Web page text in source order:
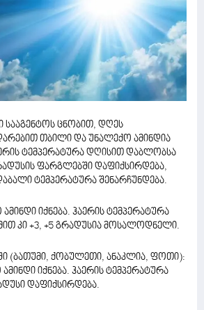
ცნობით, დღეს
თბილი და უნალექო ამინდია
ტემპერატურა დღისით დაბლობსა
ფარგლებში დაფიქსირდება,
ტემპერატურა შენარჩუნდება.
იქნება. ჰაერის ტემპერატურა
კი +3, +5 გრადუსია მოსალოდნელი.
(ბათუმი, ქობულეთი, ანაკლია, ფოთი):
იქნება. ჰაერის ტემპერატურა
დაფიქსირდება.